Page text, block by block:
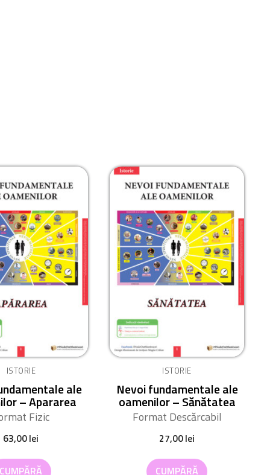
ISTORIE
ale
– Apararea
Fizic
63,00lei
CUMPĂRĂ
ISTORIE
Nevoi fundamentale ale
oamenilor – Sănătatea
Format Descărcabil
27,00lei
CUMPĂRĂ